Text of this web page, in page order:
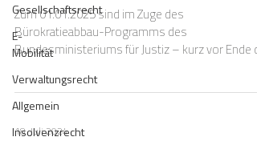
Gesellschaftsrecht
E-
Mobilität
Verwaltungsrecht
Allgemein
Insolvenzrecht
Zum 01.01.2025 sind im Zuge des
Bürokratieabbau-Programms des
Bundesministeriums für Justiz – kurz vor Ende
18. Juli 2024